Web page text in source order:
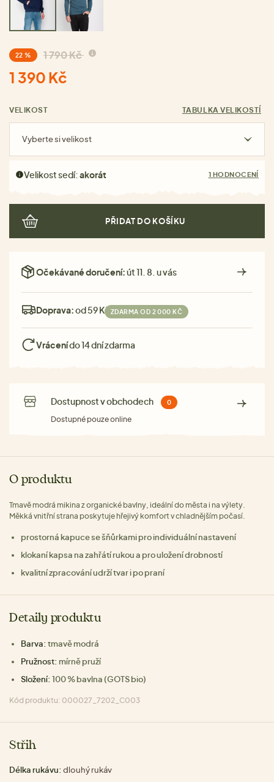
22 % 1 790 Kč
1 390 Kč
VELIKOST TABULKA VELIKOSTÍ
Vyberte si velikost
Velikost sedí:akorát 1 HODNOCENÍ
PŘIDAT DO KOŠÍKU
Očekávané doručení:út 11. 8. u vás
Doprava:od 59 Kč ZDARMA OD 2 000 KČ
Vrácenído 14 dní zdarma
Dostupnost v obchodech 0
Dostupné pouze online
O produktu
Tmavě modrá mikina z organické bavlny, ideální do města i na výlety.
Měkká vnitřní strana poskytuje hřejivý komfort v chladnějším počasí.
prostorná kapuce se šňůrkami pro individuální nastavení
klokaní kapsa na zahřátí rukou a pro uložení drobností
kvalitní zpracování udrží tvar i po praní
Detaily produktu
Barva: tmavě modrá
Pružnost: mírně pruží
Složení: 100 % bavlna (GOTS bio)
Kód produktu: 000027_7202_C003
Střih
Délka rukávu: dlouhý rukáv